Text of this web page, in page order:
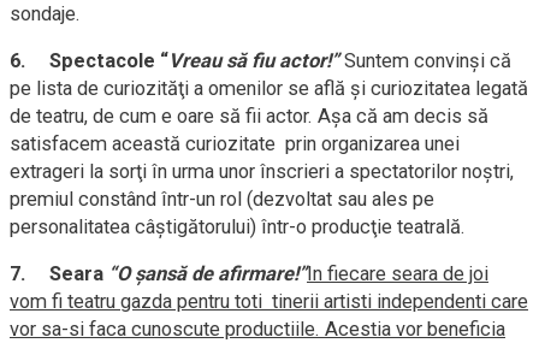
sondaje.
6. Spectacole “Vreau să fiu actor!”Suntem convinşi că
pe lista de curiozităţi a omenilor se află şi curiozitatea legată
de teatru, de cum e oare să fii actor. Aşa că am decis să
satisfacem această curiozitate prin organizarea unei
extrageri la sorţi în urma unor înscrieri a spectatorilor noştri,
premiul constând într-un rol (dezvoltat sau ales pe
personalitatea câştigătorului) într-o producţie teatrală.
7. Seara “O şansă de afirmare!”In fiecare seara de joi
vom fi teatru gazda pentru toti tinerii artisti independenti care
vor sa-si faca cunoscute productiile. Acestia vor beneficia